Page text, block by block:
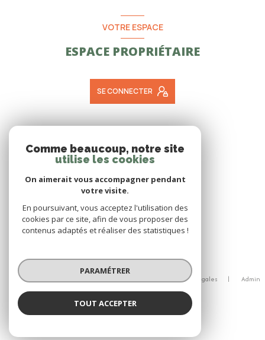
VOTRE ESPACE
ESPACE PROPRIÉTAIRE
SE CONNECTER
NOUS ADHÉRONS
© 2026 | Tous droits réservés
Nos honoraires
Nos partenaires Mentions légales
Admin
Comme beaucoup, notre site
utilise les cookies
On aimerait vous accompagner pendant
votre visite.
En poursuivant, vous acceptez l'utilisation des
cookies par ce site, afin de vous proposer des
contenus adaptés et réaliser des statistiques !
PARAMÉTRER
TOUT ACCEPTER